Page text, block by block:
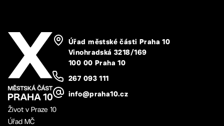
Úřad městské části Praha 10
Vinohradská 3218/169
100 00 Praha 10
267 093 111
info@praha10.cz
Život v Praze 10
Úřad MČ